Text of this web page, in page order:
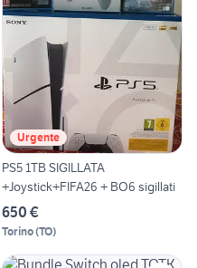
Urgente
PS5 1TB SIGILLATA
+Joystick+FIFA26 + BO6 sigillati
650 €
Torino(TO)